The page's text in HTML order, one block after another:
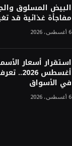
البيض المسلوق
مفاجأة غذائية قد
6 أغسطس، 2026
أغسطس
في الأسواق
6 أغسطس، 2026